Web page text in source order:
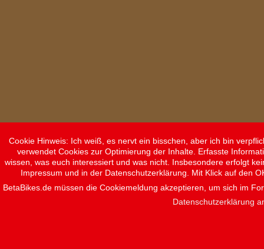
Cookie Hinweis: Ich weiß, es nervt ein bisschen, aber ich bin
verwendet Cookies zur Optimierung der Inhalte. Erfasste
wissen, was euch interessiert und was nicht. Insbesondere erfolgt
Impressum und in der Datenschutzerklärung. Mit Klick auf den
BetaBikes.de müssen die Cookiemeldung akzeptieren, um sich im
Datenschutzerklärung